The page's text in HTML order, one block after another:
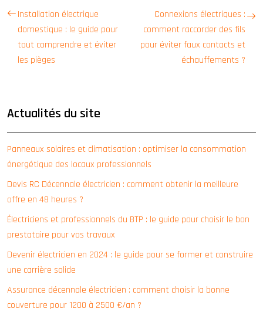
Installation électrique
domestique : le guide pour
tout comprendre et éviter
les pièges
Connexions électriques :
comment raccorder des fils
pour éviter faux contacts et
échauffements ?
Actualités du site
Panneaux solaires et climatisation : optimiser la consommation
énergétique des locaux professionnels
Devis RC Décennale électricien : comment obtenir la meilleure
offre en 48 heures ?
Électriciens et professionnels du BTP : le guide pour choisir le bon
prestataire pour vos travaux
Devenir électricien en 2024 : le guide pour se former et construire
une carrière solide
Assurance décennale électricien : comment choisir la bonne
couverture pour 1200 à 2500 €/an ?